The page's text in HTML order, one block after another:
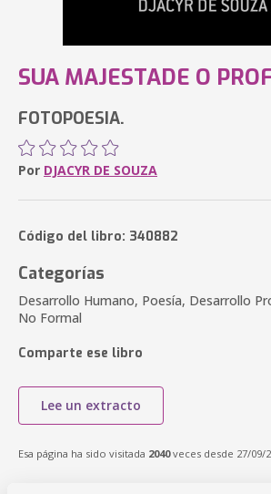
SUA MAJESTADE O
FOTOPOESIA.
Por DJACYR DE SOUZA
Código del libro: 340882
Categorías
Desarrollo Humano, Poesía, Desarrollo
No Formal
Comparte ese libro
Lee un extracto
Esa página ha sido visitada 2040veces desde 27/09/